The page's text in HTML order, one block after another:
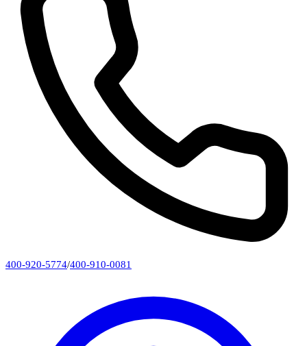
400-920-5774/400-910-0081